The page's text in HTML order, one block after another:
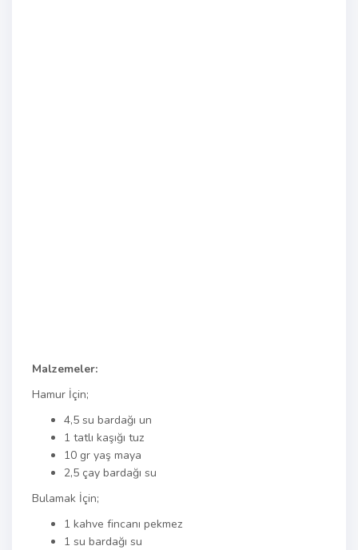
Malzemeler:
Hamur İçin;
4,5 su bardağı un
1 tatlı kaşığı tuz
10 gr yaş maya
2,5 çay bardağı su
Bulamak İçin;
1 kahve fincanı pekmez
1 su bardağı su